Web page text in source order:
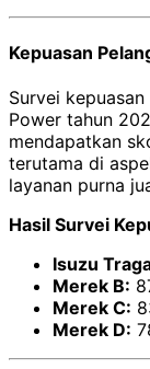
Kepuasan
Survei
Power tahun
mendapatkan
terutama di
layanan purna
Hasil Survei
Isuzu
Merek B:
Merek C:
Merek D: